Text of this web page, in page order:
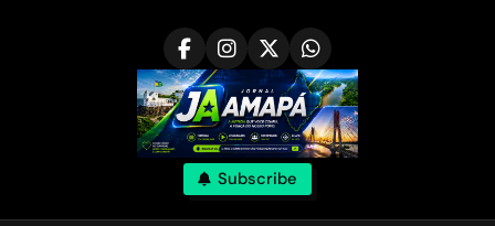
Subscribe